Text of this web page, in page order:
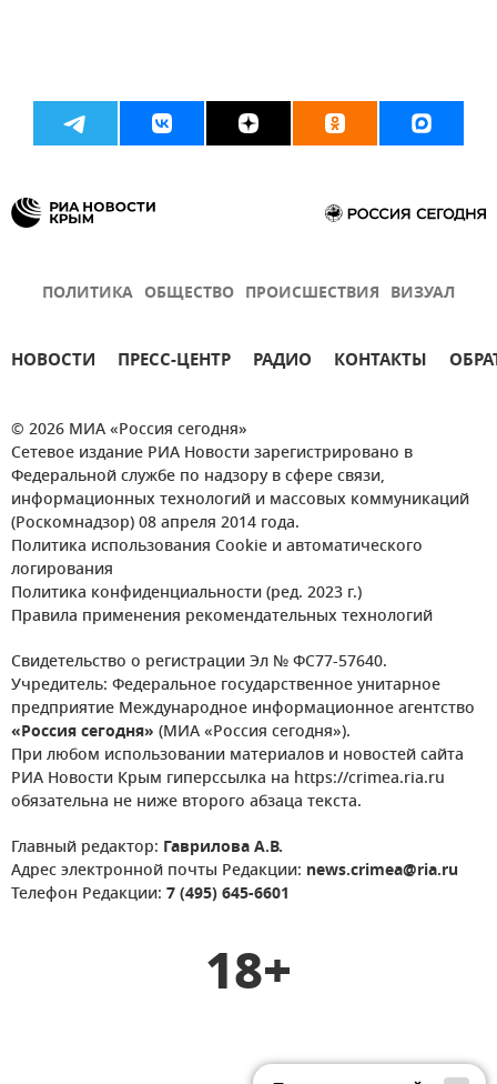
ПОЛИТИКА ОБЩЕСТВО ПРОИСШЕСТВИЯ ВИЗУАЛ
НОВОСТИ ПРЕСС-ЦЕНТР РАДИО КОНТАКТЫ
© 2026 МИА «Россия сегодня»
Сетевое издание РИА Новости зарегистрировано в
Федеральной службе по надзору в сфере связи,
информационных технологий и массовых коммуникаций
(Роскомнадзор) 08 апреля 2014 года.
Политика использования Cookie и автоматического
логирования
Политика конфиденциальности (ред. 2023 г.)
Правила применения рекомендательных технологий
Свидетельство о регистрации Эл № ФС77-57640.
Учредитель: Федеральное государственное унитарное
предприятие Международное информационное агентство
«Россия сегодня» (МИА «Россия сегодня»).
При любом использовании материалов и новостей сайта
РИА Новости Крым гиперссылка на https://crimea.ria.ru
обязательна не ниже второго абзаца текста.
Главный редактор: Гаврилова А.В.
Адрес электронной почты Редакции: news.crimea@ria.ru
Телефон Редакции: 7 (495) 645-6601
18+